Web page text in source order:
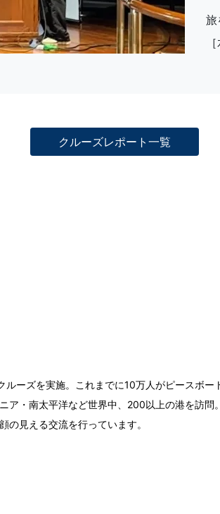
旅
クルーズレポート一覧
ーズを実施。これまでに10万人がピースボー
ア・南太平洋など世界中、200以上の港を訪問
見える交流を行っています。